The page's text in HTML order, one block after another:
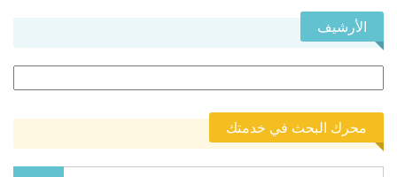
الأرشيف
محرك البحث في خدمتك